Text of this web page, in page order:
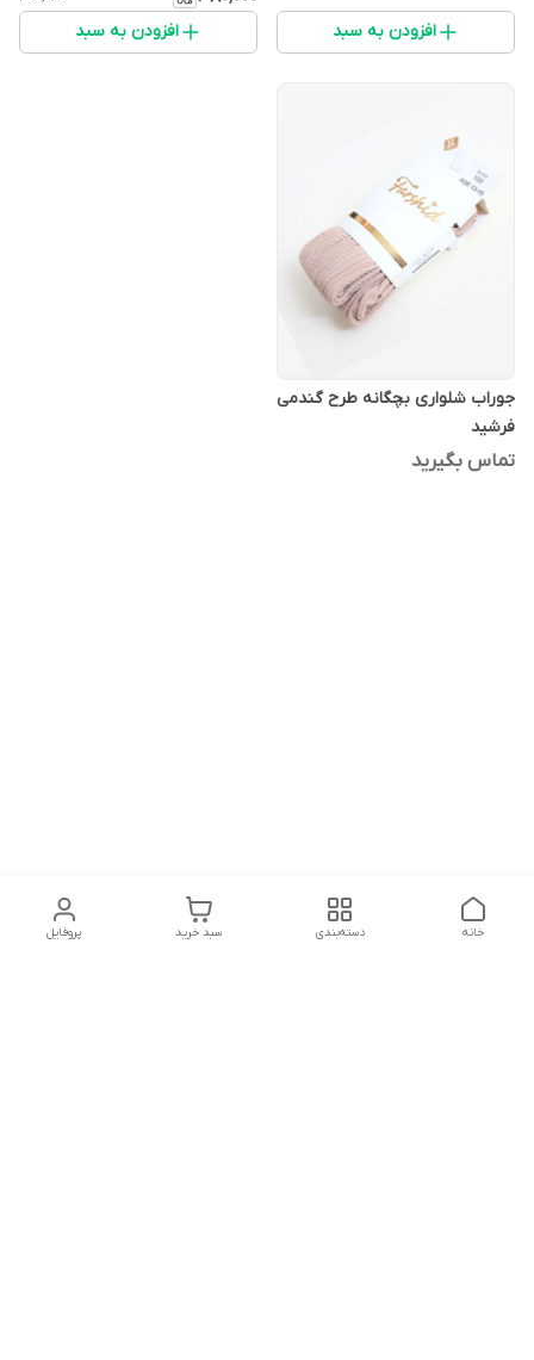
افزودن به سبد افزودن به سبد
جوراب شلواری بچگانه طرح گندمی
فرشید
تماس بگیرید
پروفایل سبد خرید دسته‌بندی خانه